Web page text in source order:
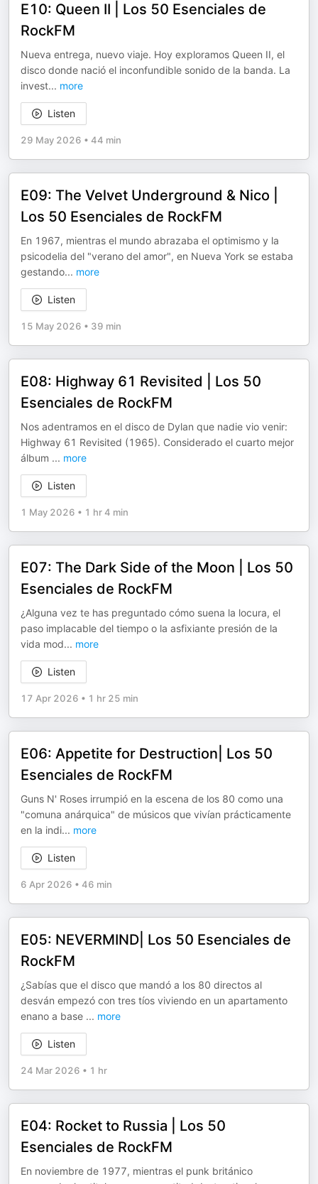
E10: Queen II | Los 50 Esenciales de
RockFM
Nueva entrega, nuevo viaje. Hoy exploramos Queen II, el
disco donde nació el inconfundible sonido de la banda. La
invest... more
Listen
29 May 2026 • 44 min
E09: The Velvet Underground & Nico |
Los 50 Esenciales de RockFM
En 1967, mientras el mundo abrazaba el optimismo y la
psicodelia del "verano del amor", en Nueva York se estaba
gestando... more
Listen
15 May 2026 • 39 min
E08: Highway 61 Revisited | Los 50
Esenciales de RockFM
Nos adentramos en el disco de Dylan que nadie vio venir:
Highway 61 Revisited (1965). Considerado el cuarto mejor
álbum ... more
Listen
1 May 2026 • 1 hr 4 min
E07: The Dark Side of the Moon | Los 50
Esenciales de RockFM
¿Alguna vez te has preguntado cómo suena la locura, el
paso implacable del tiempo o la asfixiante presión de la
vida mod... more
Listen
17 Apr 2026 • 1 hr 25 min
E06: Appetite for Destruction| Los 50
Esenciales de RockFM
Guns N' Roses irrumpió en la escena de los 80 como una
"comuna anárquica" de músicos que vivían prácticamente
en la indi... more
Listen
6 Apr 2026 • 46 min
E05: NEVERMIND| Los 50 Esenciales de
RockFM
¿Sabías que el disco que mandó a los 80 directos al
desván empezó con tres tíos viviendo en un apartamento
enano a base ... more
Listen
24 Mar 2026 • 1 hr
E04: Rocket to Russia | Los 50
Esenciales de RockFM
En noviembre de 1977, mientras el punk británico